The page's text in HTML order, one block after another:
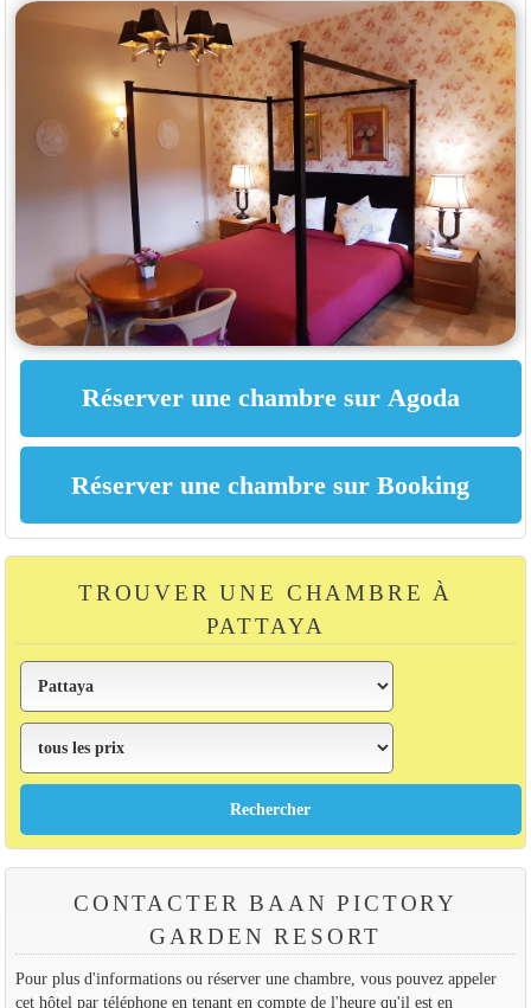
TROUVER UNE CHAMBRE À
PATTAYA
CONTACTER BAAN PICTORY
GARDEN RESORT
Pour plus d'informations ou réserver une chambre, vous pouvez appeler
cet hôtel par téléphone en tenant en compte de l'heure qu'il est en